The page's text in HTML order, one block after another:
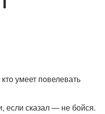
умеет повелевать
если сказал — не бойся.